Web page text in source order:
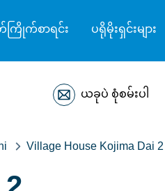
ြိုက်စာရင်း ပရိုမိုးရှင်းများ
ယခုပဲ စုံစမ်းပါ
Village House Kojima Dai 2